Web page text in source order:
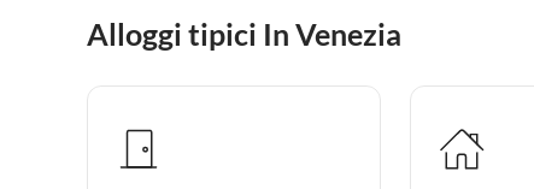
Alloggi tipici In Venezia